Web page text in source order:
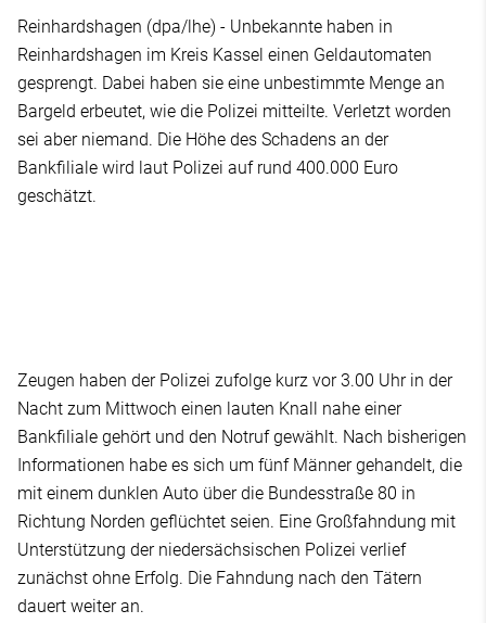
Reinhardshagen (dpa/lhe) - Unbekannte haben in
Reinhardshagen im Kreis Kassel einen Geldautomaten
gesprengt. Dabei haben sie eine unbestimmte Menge an
Bargeld erbeutet, wie die Polizei mitteilte. Verletzt worden
sei aber niemand. Die Höhe des Schadens an der
Bankfiliale wird laut Polizei auf rund 400.000 Euro
geschätzt.
Zeugen haben der Polizei zufolge kurz vor 3.00 Uhr in der
Nacht zum Mittwoch einen lauten Knall nahe einer
Bankfiliale gehört und den Notruf gewählt. Nach bisherigen
Informationen habe es sich um fünf Männer gehandelt, die
mit einem dunklen Auto über die Bundesstraße 80 in
Richtung Norden geflüchtet seien. Eine Großfahndung mit
Unterstützung der niedersächsischen Polizei verlief
zunächst ohne Erfolg. Die Fahndung nach den Tätern
dauert weiter an.